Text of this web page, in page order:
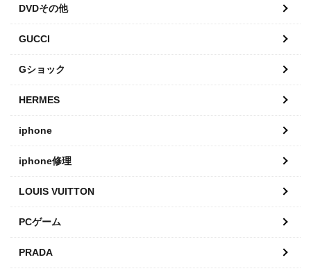
DVDその他
GUCCI
Gショック
HERMES
iphone
iphone修理
LOUIS VUITTON
PCゲーム
PRADA